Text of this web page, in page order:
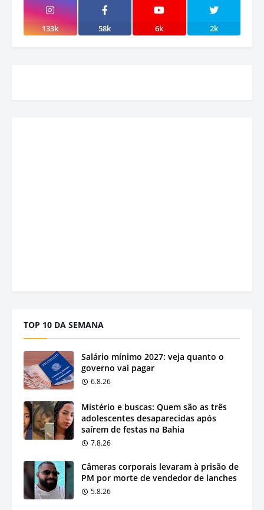
133k 58k 6k 2k
TOP 10 DA SEMANA
Salário mínimo 2027: veja quanto o
governo vai pagar
6.8.26
Mistério e buscas: Quem são as três
adolescentes desaparecidas após
saírem de festas na Bahia
7.8.26
Câmeras corporais levaram à prisão de
PM por morte de vendedor de lanches
5.8.26